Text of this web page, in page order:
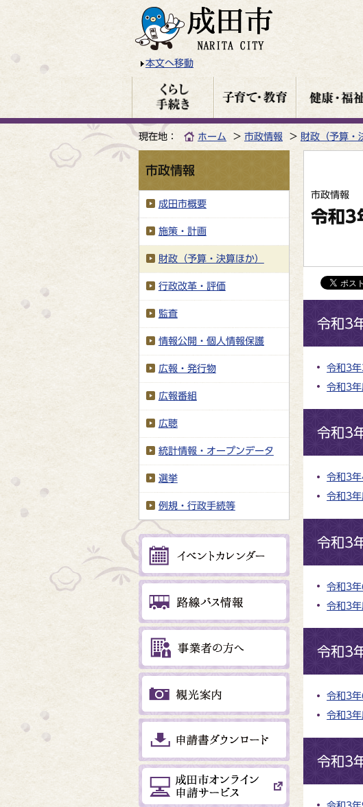
本文へ移動
現在地： ホーム 市政情報 財政（予算・
市政情報
令和3
令和3
令和3
令和3
令和3
令和3
令和3
令和3
令和3
令和3
令和3
令和3
令和3
令和3
市政情報
成田市概要
施策・計画
財政（予算・決算ほか）
行政改革・評価
監査
情報公開・個人情報保護
広報・発行物
広報番組
広聴
統計情報・オープンデータ
選挙
例規・行政手続等